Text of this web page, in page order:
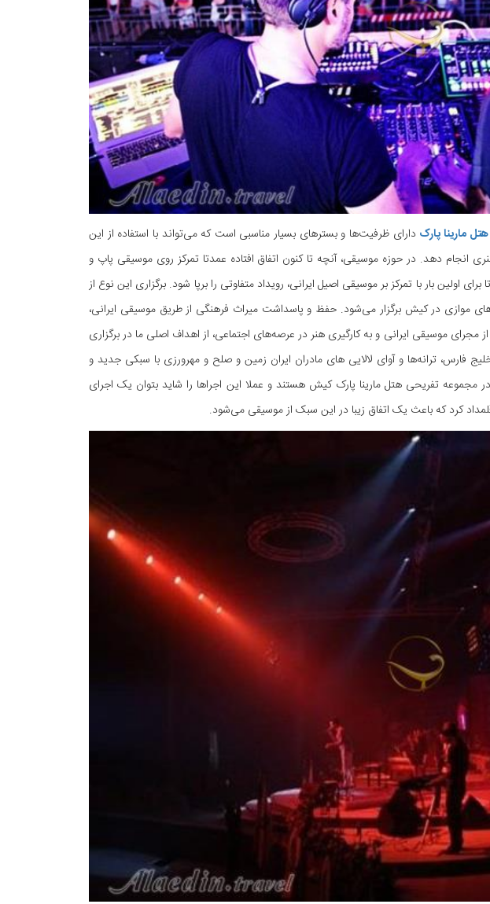
هتل مارینا پارک دارای ظرفیت‌ها و بسترهای بسیار مناسبی است که می‌تواند با استفاده از این
انجام دهد. در حوزه موسیقی، آنچه تا کنون اتفاق افتاده عمدتا تمرکز روی موسیقی پاپ و
اولین بار با تمرکز بر موسیقی اصیل ایرانی، رویداد متفاوتی را برپا شود. برگزاری این نوع از
موازی در کیش برگزار می‌شود. حفظ و پاسداشت میراث فرهنگی از طریق موسیقی ایرانی،
مجرای موسیقی ایرانی و به کارگیری هنر در عرصه‌های اجتماعی، از اهداف اصلی ما در برگزاری
ترانه‌ها و آوای لالایی های مادران ایران زمین و صلح و مهرورزی با سبکی جدید و
مجموعه تفریحی هتل مارینا پارک کیش هستند و عملا این اجراها را شاید بتوان یک اجرای
کرد که باعث یک اتفاق زیبا در این سبک از موسیقی می‌شود.